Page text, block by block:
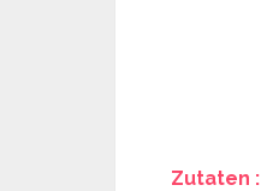
Zutaten :